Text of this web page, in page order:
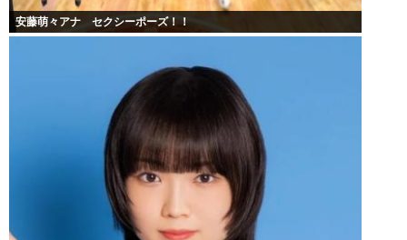
安藤萌々アナ セクシーポーズ！！